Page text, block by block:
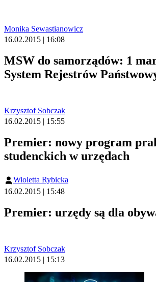
Monika Sewastianowicz
16.02.2015 | 16:08
MSW do samorządów: 1
System Rejestrów
Krzysztof Sobczak
16.02.2015 | 15:55
Premier: nowy program
studenckich w urzędach
Wioletta Rybicka
16.02.2015 | 15:48
Premier: urzędy są dla
Krzysztof Sobczak
16.02.2015 | 15:13